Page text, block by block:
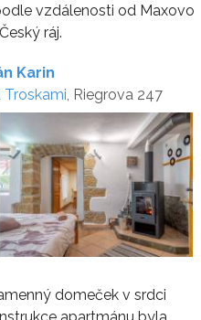
vzdálenosti od Maxovo
ráj.
Karin
, Riegrova 247
domeček v srdci
apartmánu byla